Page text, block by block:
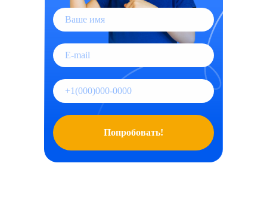
Попробовать!